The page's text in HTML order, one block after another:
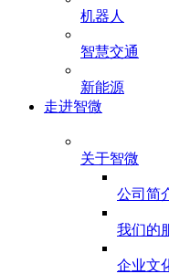
机器人
智慧交通
新能源
走进智微
关于智微
公司简
我们的
企业文